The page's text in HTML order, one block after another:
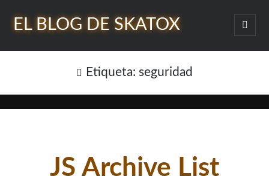
EL BLOG DE SKATOX
abrir
menú
Barra
Etiqueta: seguridad
JS Archive List